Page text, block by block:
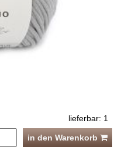
lieferbar: 1
in den Warenkorb